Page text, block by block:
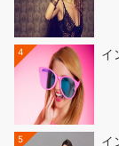
4 イ
5 イ